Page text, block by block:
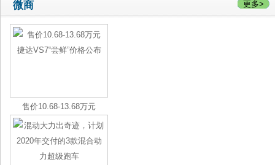
微商 更多>
售价10.68-13.68万元